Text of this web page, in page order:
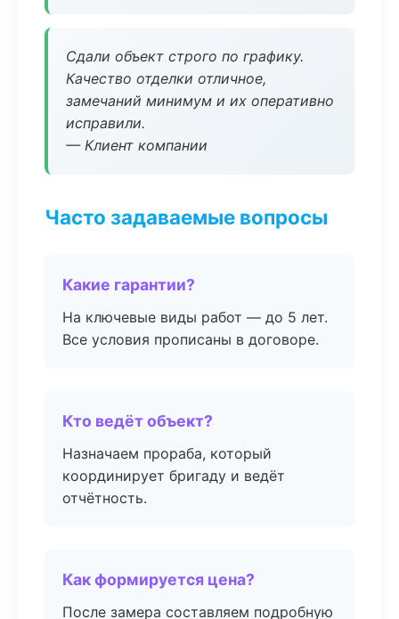
Сдали объект строго по графику.
Качество отделки отличное,
замечаний минимум и их оперативно
исправили.
— Клиент компании
Часто задаваемые вопросы
Какие гарантии?
На ключевые виды работ — до 5 лет.
Все условия прописаны в договоре.
Кто ведёт объект?
Назначаем прораба, который
координирует бригаду и ведёт
отчётность.
Как формируется цена?
После замера составляем подробную